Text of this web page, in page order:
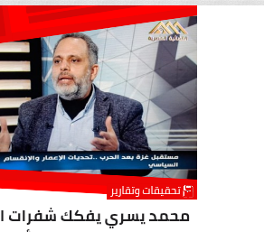
السبت، 1 أغسطس 2026 10:25 مـ